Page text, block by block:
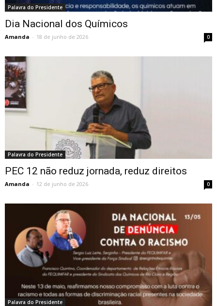
Palavra do Presidente
Dia Nacional dos Químicos
Amanda - 18 de junho de 2026 0
Palavra do Presidente
PEC 12 não reduz jornada, reduz direitos
Amanda - 12 de junho de 2026 0
Palavra do Presidente